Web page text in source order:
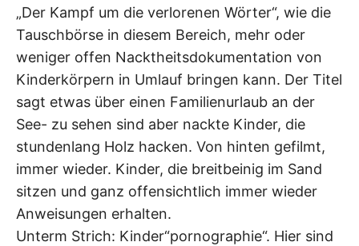
„Der Kampf um die verlorenen Wörter“, wie die
Tauschbörse in diesem Bereich, mehr oder
weniger offen Nacktheitsdokumentation von
Kinderkörpern in Umlauf bringen kann. Der Titel
sagt etwas über einen Familienurlaub an der
See- zu sehen sind aber nackte Kinder, die
stundenlang Holz hacken. Von hinten gefilmt,
immer wieder. Kinder, die breitbeinig im Sand
sitzen und ganz offensichtlich immer wieder
Anweisungen erhalten.
Unterm Strich: Kinder“pornographie“. Hier sind